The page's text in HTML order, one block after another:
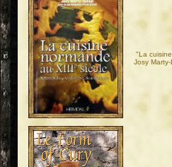
"La
Josy